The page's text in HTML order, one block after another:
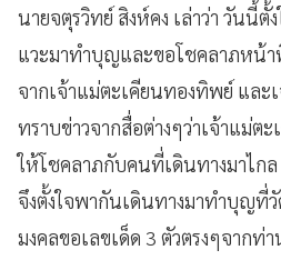
นายจตุรวิทย์ สิงห์คง เล่าว่า วันนี้ตั้
แวะมาทำบุญและขอโชคลาภหน้า
จากเจ้าแม่ตะเคียนทองทิพย์ และ
ทราบข่าวจากสื่อต่างๆว่าเจ้าแม่ต
ให้โชคลาภกับคนที่เดินทางมาไก
จึงตั้งใจพากันเดินทางมาทำบุญที่
มงคลขอเลขเด็ด 3 ตัวตรงๆจากท่